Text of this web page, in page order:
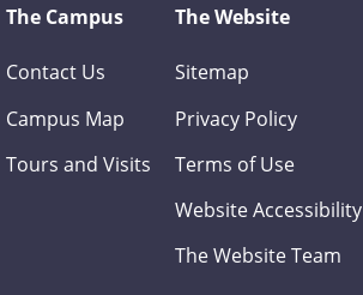
The Campus
Contact Us
Campus Map
Tours and Visits
The Website
Sitemap
Privacy Policy
Terms of Use
Website Accessibility
The Website Team